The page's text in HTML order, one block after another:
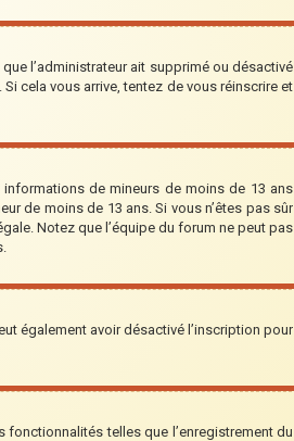
l’administrateur ait supprimé ou désactivé
cela vous arrive, tentez de vous réinscrire et
de mineurs de moins de 13 ans
de moins de 13 ans. Si vous n’êtes pas sûr
Notez que l’équipe du forum ne peut pas
également avoir désactivé l’inscription pour
telles que l’enregistrement du